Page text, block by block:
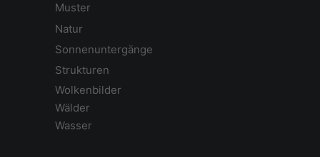
Muster
Natur
Sonnenuntergänge
Strukturen
Wolkenbilder
Wälder
Wasser